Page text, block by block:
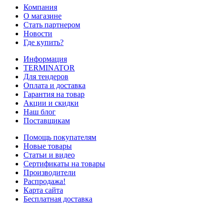
Компания
О магазине
Стать партнером
Новости
Где купить?
Информация
TERMINATOR
Для тендеров
Оплата и доставка
Гарантия на товар
Акции и скидки
Наш блог
Поставщикам
Помощь покупателям
Новые товары
Статьи и видео
Сертификаты на товары
Производители
Распродажа!
Карта сайта
Бесплатная доставка